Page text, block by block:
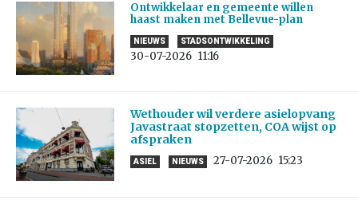
Ontwikkelaar en gemeente willen
haast maken met Bellevue-plan
NIEUWS STADSONTWIKKELING
30-07-2026 11:16
Wethouder wil verdere asielopvang
Javastraat stopzetten, COA wijst op
afspraken
ASIEL NIEUWS 27-07-2026 15:23